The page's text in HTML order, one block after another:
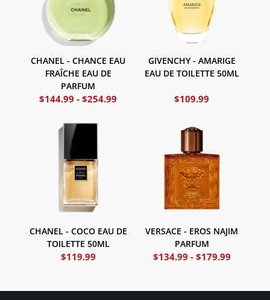
CHANEL - CHANCE EAU
FRAÎCHE EAU DE
PARFUM
$144.99 -$254.99
GIVENCHY - AMARIGE
EAU DE TOILETTE 50ML
$109.99
CHANEL - COCO EAU DE
TOILETTE 50ML
$119.99
VERSACE - EROS NAJIM
PARFUM
$134.99 - $179.99